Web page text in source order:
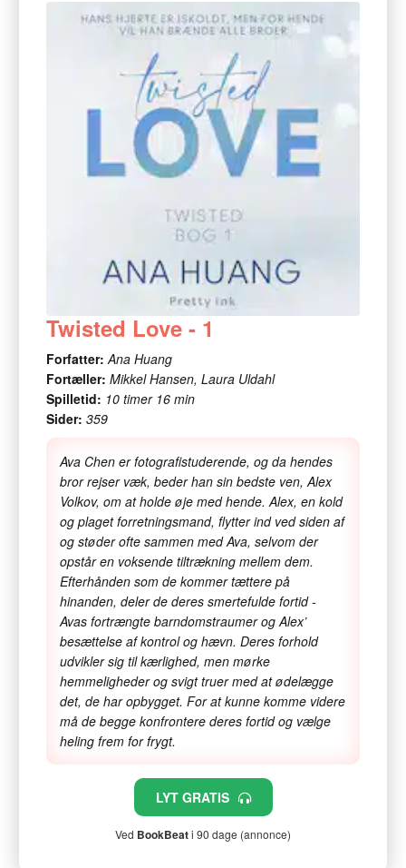
Twisted Love - 1
Forfatter: Ana Huang
Fortæller: Mikkel Hansen, Laura Uldahl
Spilletid: 10 timer 16 min
Sider: 359
Ava Chen er fotografistuderende, og da hendes
bror rejser væk, beder han sin bedste ven, Alex
Volkov, om at holde øje med hende. Alex, en kold
og plaget forretningsmand, flytter ind ved siden af
og støder ofte sammen med Ava, selvom der
opstår en voksende tiltrækning mellem dem.
Efterhånden som de kommer tættere på
hinanden, deler de deres smertefulde fortid -
Avas fortrængte barndomstraumer og Alex’
besættelse af kontrol og hævn. Deres forhold
udvikler sig til kærlighed, men mørke
hemmeligheder og svigt truer med at ødelægge
det, de har opbygget. For at kunne komme videre
må de begge konfrontere deres fortid og vælge
heling frem for frygt.
LYT GRATIS
Ved BookBeati 90 dage (annonce)